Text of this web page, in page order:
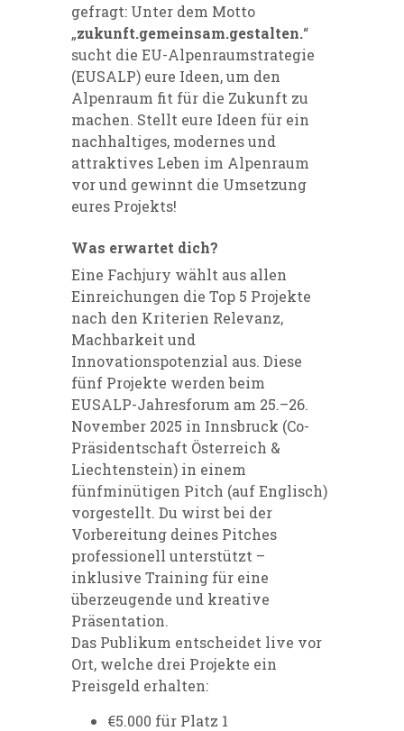
gefragt: Unter dem Motto
„zukunft.gemeinsam.gestalten.“
sucht die EU-Alpenraumstrategie
(EUSALP) eure Ideen, um den
Alpenraum fit für die Zukunft zu
machen. Stellt eure Ideen für ein
nachhaltiges, modernes und
attraktives Leben im Alpenraum
vor und gewinnt die Umsetzung
eures Projekts!
Was erwartet dich?
Eine Fachjury wählt aus allen
Einreichungen die Top 5 Projekte
nach den Kriterien Relevanz,
Machbarkeit und
Innovationspotenzial aus. Diese
fünf Projekte werden beim
EUSALP-Jahresforum am 25.–26.
November 2025 in Innsbruck (Co-
Präsidentschaft Österreich &
Liechtenstein) in einem
fünfminütigen Pitch (auf Englisch)
vorgestellt. Du wirst bei der
Vorbereitung deines Pitches
professionell unterstützt –
inklusive Training für eine
überzeugende und kreative
Präsentation.
Das Publikum entscheidet live vor
Ort, welche drei Projekte ein
Preisgeld erhalten:
€5.000 für Platz 1